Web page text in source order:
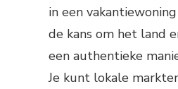
in een
de kans om het land
een authentieke
Je kunt lokale